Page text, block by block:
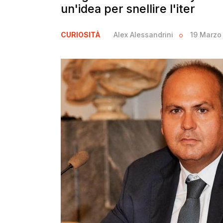
un'idea per snellire l'iter
CURIOSITÀ Alex Alessandrini 19